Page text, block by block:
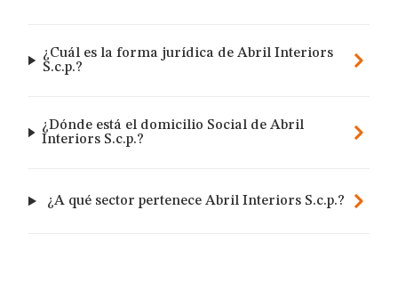
¿Cuál es la forma jurídica de Abril Interiors
S.c.p.?
¿Dónde está el domicilio Social de Abril
Interiors S.c.p.?
¿A qué sector pertenece Abril Interiors S.c.p.?